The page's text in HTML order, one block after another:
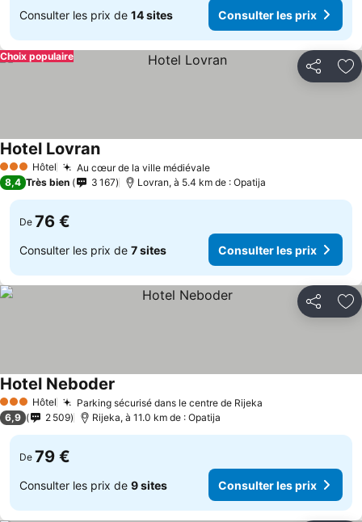
Consulter les prix de 14 sites Consulter les prix
Partager
Choix populaire
3 ÉtoilesHôtel Au cœur de la ville médiévale
Hotel Lovran
8,4 Très bien 3 167 Lovran, à 5.4 km de : Opatija
De 76 €
Consulter les prix de 7 sites Consulter les prix
Partager
3 ÉtoilesHôtel Parking sécurisé dans le centre de Rijeka
Hotel Neboder
6,9 2 509 Rijeka, à 11.0 km de : Opatija
De 79 €
Consulter les prix de 9 sites Consulter les prix